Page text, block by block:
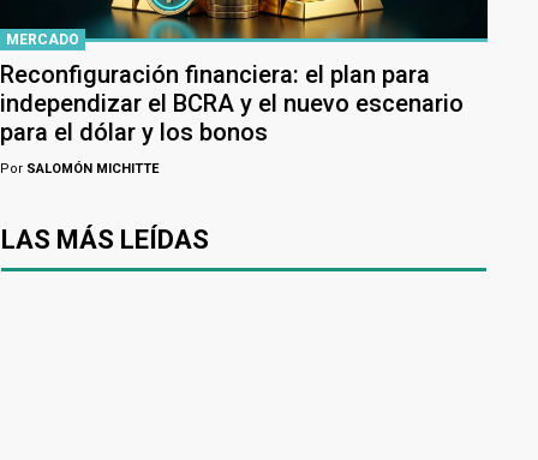
MERCADO
Reconfiguración financiera: el plan para
independizar el BCRA y el nuevo escenario
para el dólar y los bonos
Por SALOMÓN MICHITTE
LAS MÁS LEÍDAS